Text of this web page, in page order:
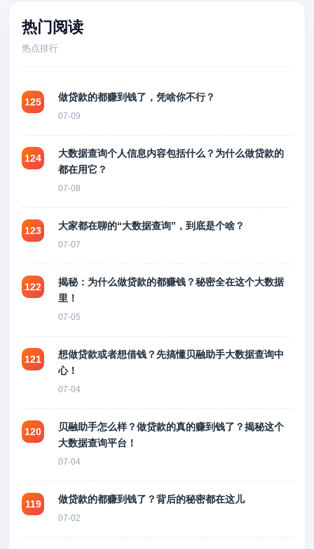
热门阅读
热点排行
125 做贷款的都赚到钱了，凭啥你不行？
07-09
124
大数据查询个人信息内容包括什么？为什么做贷款的
都在用它？
07-08
123 大家都在聊的“大数据查询”，到底是个啥？
07-07
122
揭秘：为什么做贷款的都赚钱？秘密全在这个大数据
里！
07-05
121
想做贷款或者想借钱？先搞懂贝融助手大数据查询中
心！
07-04
120
贝融助手怎么样？做贷款的真的赚到钱了？揭秘这个
大数据查询平台！
07-04
119 做贷款的都赚到钱了？背后的秘密都在这儿
07-02